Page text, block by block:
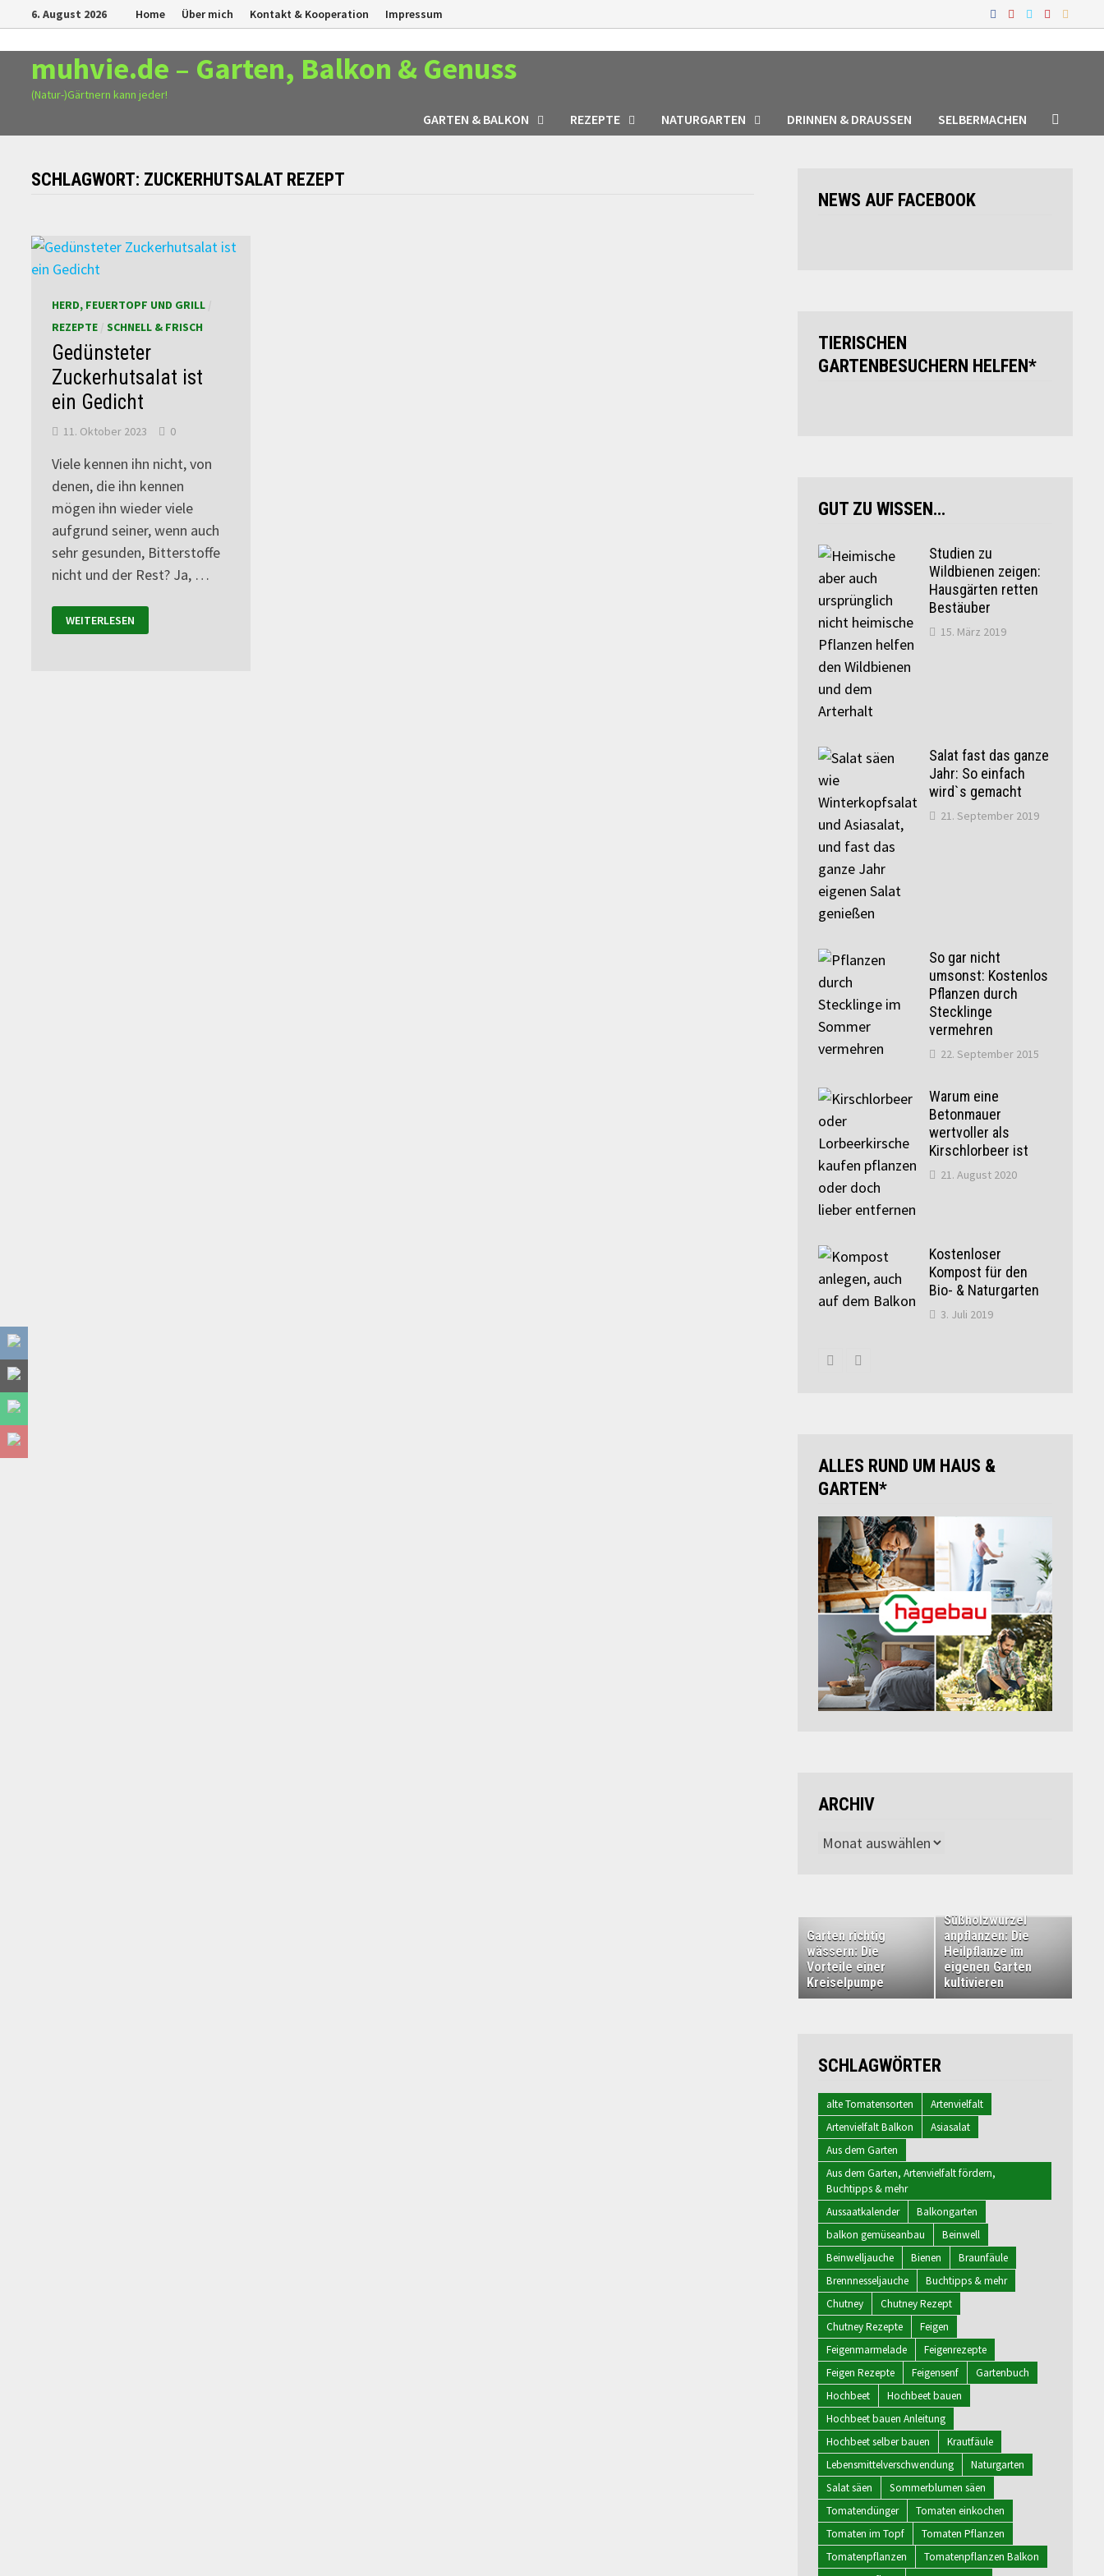
Zurück
zum
Inhalt
6. August 2026 Home Über mich Kontakt & Kooperation Impressum
muhvie.de – Garten, Balkon & Genuss
(Natur-)Gärtnern kann jeder!
GARTEN & BALKON REZEPTE NATURGARTEN DRINNEN & DRAUSSEN SELBERMACHEN
SCHLAGWORT: ZUCKERHUTSALAT REZEPT
HERD, FEUERTOPF UND GRILL
REZEPTE /SCHNELL & FRISCH
Gedünsteter
Zuckerhutsalat ist
ein Gedicht
11. Oktober 2023 0
Viele kennen ihn nicht, von
denen, die ihn kennen
mögen ihn wieder viele
aufgrund seiner, wenn auch
sehr gesunden, Bitterstoffe
nicht und der Rest? Ja, …
WEITERLESEN
NEWS AUF FACEBOOK
TIERISCHEN
GARTENBESUCHERN HELFEN*
GUT ZU WISSEN…
Studien zu
Wildbienen zeigen:
Hausgärten retten
Bestäuber
15. März 2019
Salat fast das ganze
Jahr: So einfach
wird`s gemacht
21. September 2019
So gar nicht
umsonst: Kostenlos
Pflanzen durch
Stecklinge
vermehren
22. September 2015
Warum eine
Betonmauer
wertvoller als
Kirschlorbeer ist
21. August 2020
Kostenloser
Kompost für den
Bio- & Naturgarten
3. Juli 2019
ALLES RUND UM HAUS &
GARTEN*
ARCHIV
Archiv
Garten richtig
wässern: Die
Vorteile einer
Kreiselpumpe
Süßholzwurzel
anpflanzen: Die
Heilpflanze im
eigenen Garten
kultivieren
SCHLAGWÖRTER
alte Tomatensorten
Artenvielfalt
Artenvielfalt Balkon
Asiasalat
Aus dem Garten
Aus dem Garten, Artenvielfalt fördern,
Buchtipps & mehr
Aussaatkalender
Balkongarten
balkon gemüseanbau
Beinwell
Beinwelljauche
Bienen
Braunfäule
Brennnesseljauche
Buchtipps & mehr
Chutney
Chutney Rezept
Chutney Rezepte
Feigen
Feigenmarmelade
Feigenrezepte
Feigen Rezepte
Feigensenf
Gartenbuch
Hochbeet
Hochbeet bauen
Hochbeet bauen Anleitung
Hochbeet selber bauen
Krautfäule
Lebensmittelverschwendung
Naturgarten
Salat säen
Sommerblumen säen
Tomatendünger
Tomaten einkochen
Tomaten im Topf
Tomaten Pflanzen
Tomatenpflanzen
Tomatenpflanzen Balkon